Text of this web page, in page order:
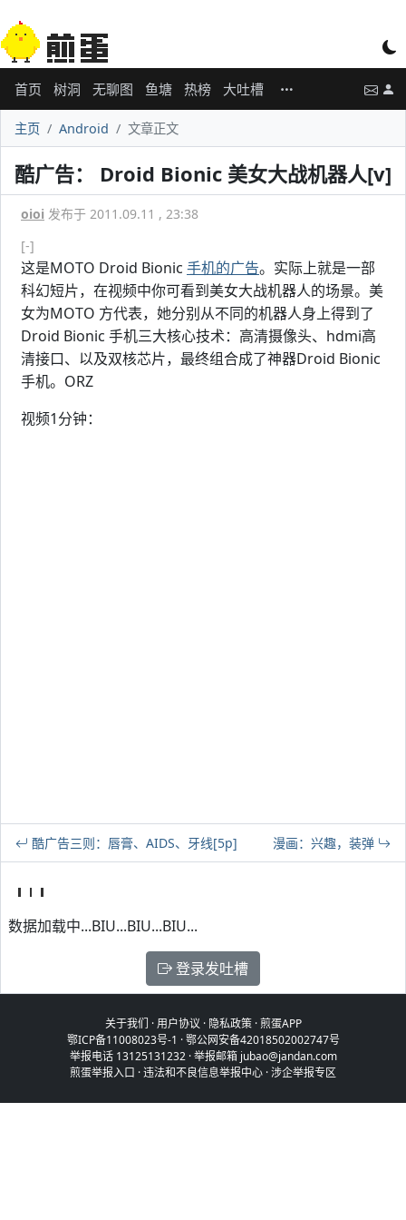
首页 树洞 无聊图 鱼塘 热榜 大吐槽
主页 Android 文章正文
酷广告： Droid Bionic 美女大战机器人[v]
oioi 发布于 2011.09.11 , 23:38
[-]
这是MOTO Droid Bionic 手机的广告。实际上就是一部
科幻短片，在视频中你可看到美女大战机器人的场景。美
女为MOTO 方代表，她分别从不同的机器人身上得到了
Droid Bionic 手机三大核心技术：高清摄像头、hdmi高
清接口、以及双核芯片，最终组合成了神器Droid Bionic
手机。ORZ
视频1分钟：
酷广告三则：唇膏、AIDS、牙线[5p] 漫画：兴趣，装弹
数据加载中...BIU...BIU...BIU...
登录发吐槽
关于我们 ·用户协议 · 隐私政策·煎蛋APP
鄂ICP备11008023号-1 ·鄂公网安备42018502002747号
举报电话 13125131232 · 举报邮箱 jubao@jandan.com
煎蛋举报入口 ·违法和不良信息举报中心 ·涉企举报专区